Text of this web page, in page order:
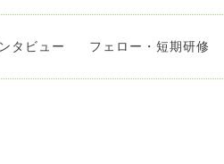
タビュー フェロー・短期研修